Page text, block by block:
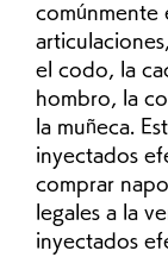
comúnmente
el codo, la
hombro, la
la muñeca.
inyectados
comprar
legales a la
inyectados